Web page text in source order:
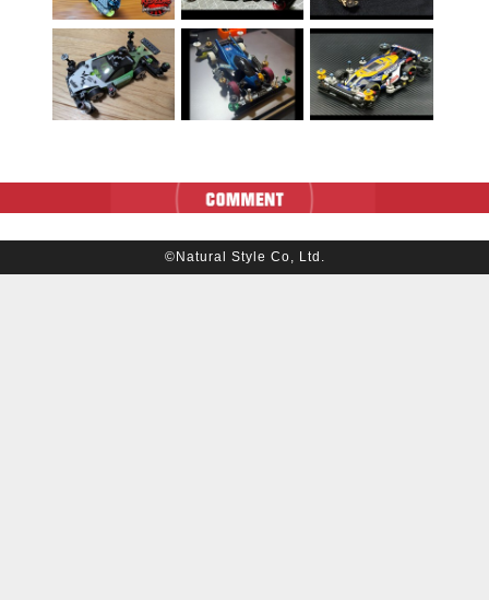
©Natural Style Co, Ltd.